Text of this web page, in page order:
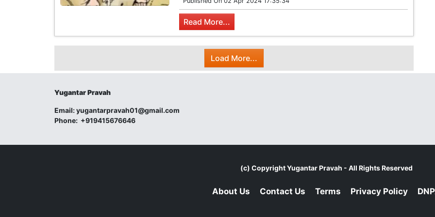
Read More...
Load More...
Yugantar Pravah
Email:yugantarpravah01@gmail.com
Phone: +919415676646
(c) CopyrightYugantar Pravah - All Rights Reserved
About Us Contact Us Terms Privacy Policy